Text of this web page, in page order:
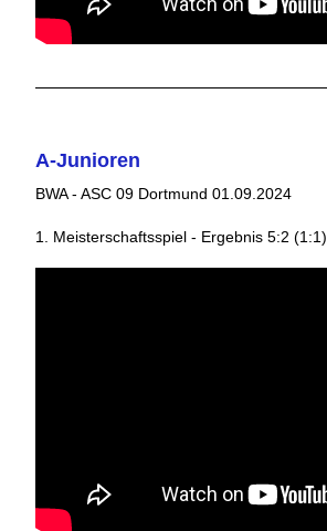
A-Junioren
BWA - ASC 09 Dortmund 01.09.2024
1. Meisterschaftsspiel - Ergebnis 5:2 (1:1)